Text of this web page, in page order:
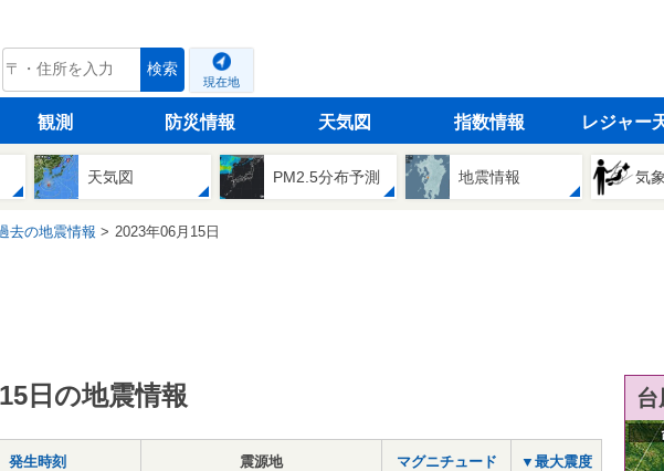
tenki.jp 検索
現在地
観測 防災情報 天気図 指数情報 レジャー
天気図 PM2.5分布予測 地震情報 気
去の地震情報 2023年06月15日
日の地震情報
発生時刻 震源地 マグニチュード ▼最大震度